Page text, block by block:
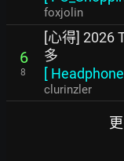
foxjolin
6
8
[心得] 2026
多
[ Headphone
clurinzler